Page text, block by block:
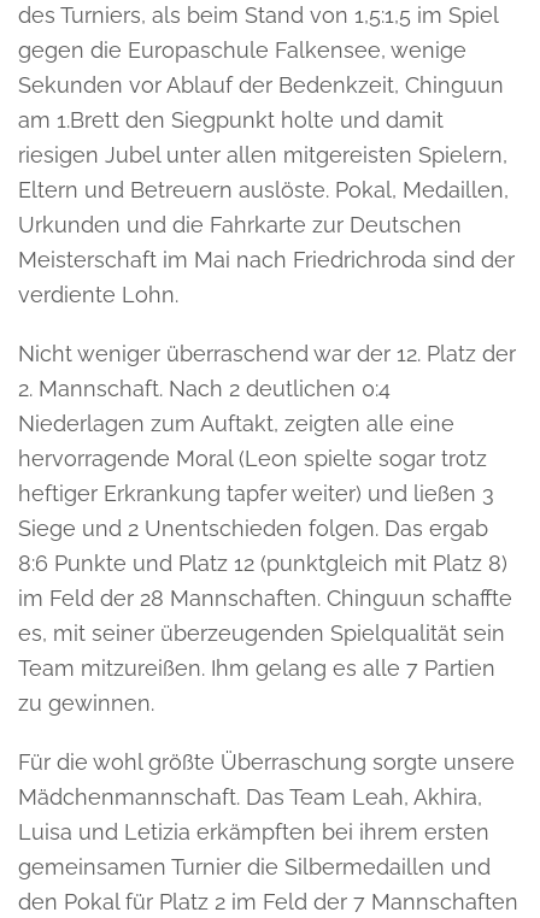
des Turniers, als beim Stand von 1,5:1,5 im Spiel
gegen die Europaschule Falkensee, wenige
Sekunden vor Ablauf der Bedenkzeit, Chinguun
am 1.Brett den Siegpunkt holte und damit
riesigen Jubel unter allen mitgereisten Spielern,
Eltern und Betreuern auslöste. Pokal, Medaillen,
Urkunden und die Fahrkarte zur Deutschen
Meisterschaft im Mai nach Friedrichroda sind der
verdiente Lohn.
Nicht weniger überraschend war der 12. Platz der
2. Mannschaft. Nach 2 deutlichen 0:4
Niederlagen zum Auftakt, zeigten alle eine
hervorragende Moral (Leon spielte sogar trotz
heftiger Erkrankung tapfer weiter) und ließen 3
Siege und 2 Unentschieden folgen. Das ergab
8:6 Punkte und Platz 12 (punktgleich mit Platz 8)
im Feld der 28 Mannschaften. Chinguun schaffte
es, mit seiner überzeugenden Spielqualität sein
Team mitzureißen. Ihm gelang es alle 7 Partien
zu gewinnen.
Für die wohl größte Überraschung sorgte unsere
Mädchenmannschaft. Das Team Leah, Akhira,
Luisa und Letizia erkämpften bei ihrem ersten
gemeinsamen Turnier die Silbermedaillen und
den Pokal für Platz 2 im Feld der 7 Mannschaften